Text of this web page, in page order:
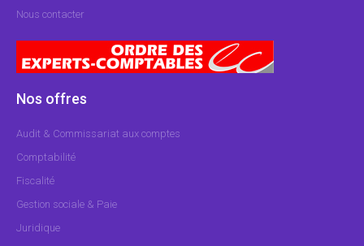
Nous contacter
Nos offres
Audit & Commissariat aux comptes
Comptabilité
Fiscalité
Gestion sociale & Paie
Juridique